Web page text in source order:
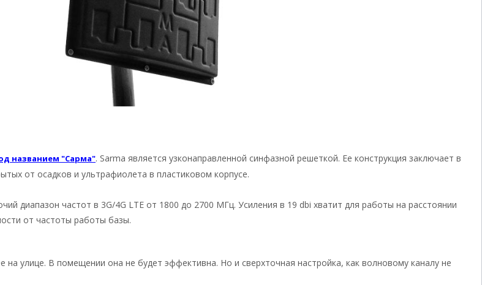
названием "Сарма". Sarma является узконаправленной синфазной решеткой. Ее конструкция заключает в
от осадков и ультрафиолета в пластиковом корпусе.
диапазон частот в 3G/4G LTE от 1800 до 2700 МГц. Усиления в 19 dbi хватит для работы на расстоянии
от частоты работы базы.
улице. В помещении она не будет эффективна. Но и сверхточная настройка, как волновому каналу не